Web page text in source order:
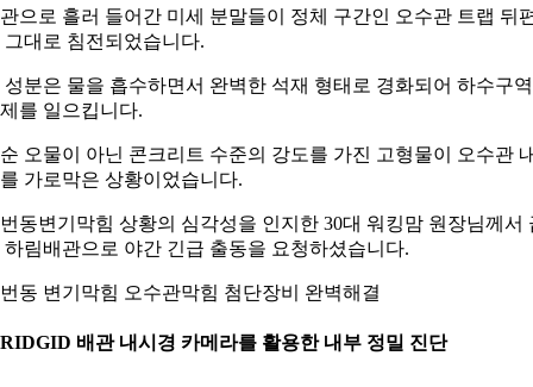
으로 흘러 들어간 미세 분말들이 정체 구간인 오수관 트랩 뒤
그대로 침전되었습니다.
성분은 물을 흡수하면서 완벽한 석재 형태로 경화되어 하수구
를 일으킵니다.
오물이 아닌 콘크리트 수준의 강도를 가진 고형물이 오수관
가로막은 상황이었습니다.
동변기막힘 상황의 심각성을 인지한 30대 워킹맘 원장님께서
하림배관으로 야간 긴급 출동을 요청하셨습니다.
동 변기막힘 오수관막힘 첨단장비 완벽해결
배관 내시경 카메라를 활용한 내부 정밀 진단